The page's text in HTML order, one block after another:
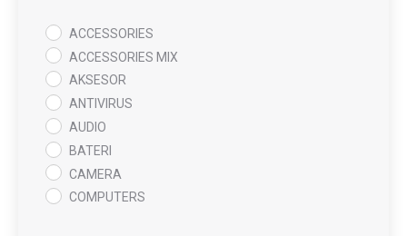
ACCESSORIES
ACCESSORIES MIX
AKSESOR
ANTIVIRUS
AUDIO
BATERI
CAMERA
COMPUTERS